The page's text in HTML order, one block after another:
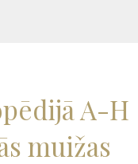
A-H
muižas